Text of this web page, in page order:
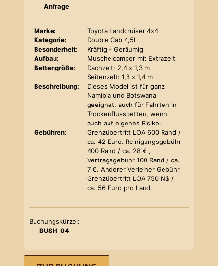
Anfrage
Marke:
Toyota Landcruiser 4x4
Kategorie:
Double Cab 4,5L
Besonderheit:
Kräftig - Geräumig
Aufbau:
Muschelcamper mit Extrazelt
Bettengröße:
Dachzelt: 2,4 x 1,3 m
Seitenzelt: 1,8 x 1,4 m
Beschreibung:
Dieses Model ist für ganz
Namibia und Botswana
geeignet, auch für Fahrten in
Trockenflussbetten, wenn
auch auf eigenes Risiko.
Gebühren:
Grenzübertritt LOA 600 Rand /
ca. 42 Euro. Reinigungsgebühr
400 Rand / ca. 28 € ,
Vertragsgebühr 100 Rand / ca.
7 €. Anderer Verleiher Gebühr
Grenzübertritt LOA 750 N$ /
ca. 56 Euro pro Land.
Buchungskürzel:
BUSH-04